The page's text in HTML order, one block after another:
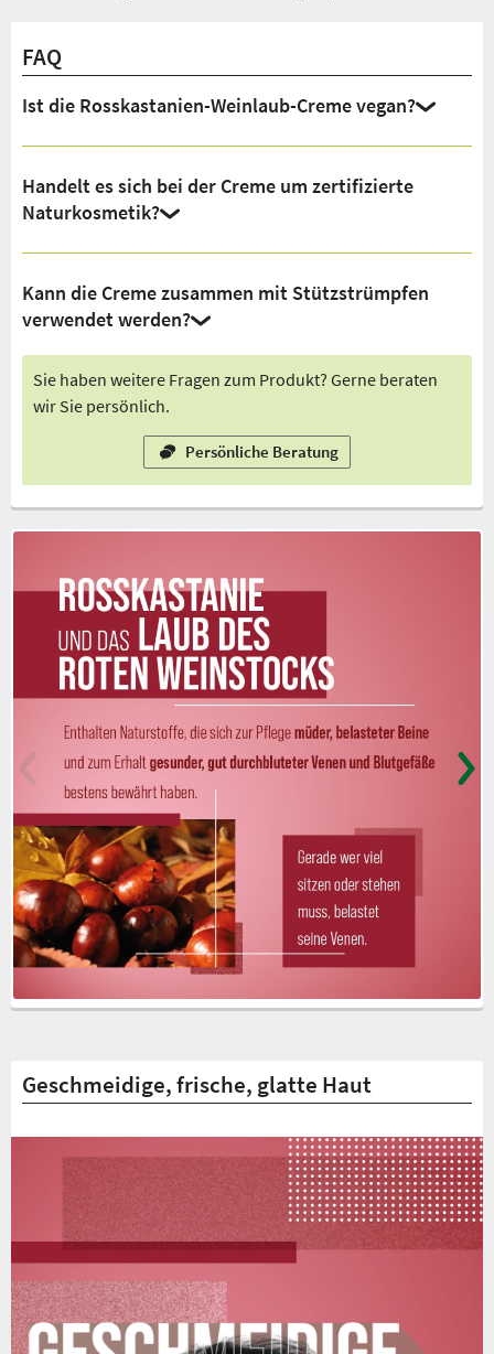
FAQ
Ist die Rosskastanien-Weinlaub-Creme vegan?
Handelt es sich bei der Creme um zertifizierte
Naturkosmetik?
Kann die Creme zusammen mit Stützstrümpfen
verwendet werden?
Sie haben weitere Fragen zum Produkt? Gerne beraten
wir Sie persönlich.
Persönliche Beratung
Geschmeidige, frische, glatte Haut